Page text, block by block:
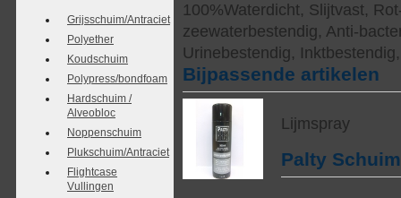
Grijsschuim/Antraciet
Polyether
Koudschuim
Polypress/bondfoam
Hardschuim /
Alveobloc
Noppenschuim
Plukschuim/Antraciet
Flightcase
Vullingen
100%Waterdicht, Slijtvast,
zeewaterbestendig, Anti-
Urinebestendig,
Bijpassende artikelen
Lijmspray
Palty